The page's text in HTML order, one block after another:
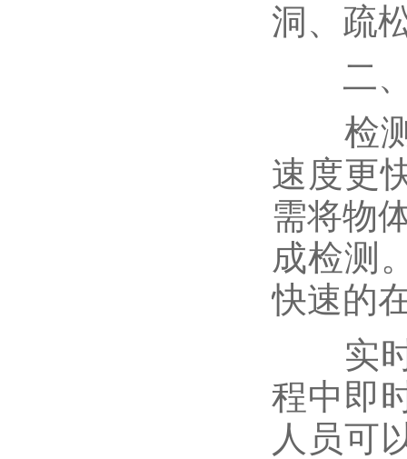
洞、疏
二、
检测
速度更
需将物
成检测
快速的
实时
程中即
人员可